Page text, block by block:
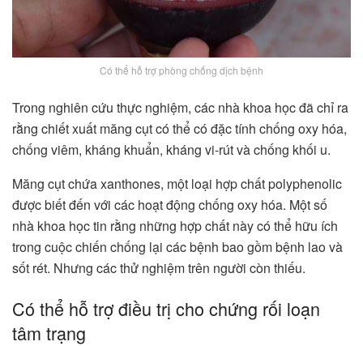
Có thể hỗ trợ phòng chống dịch bệnh
Trong nghiên cứu thực nghiệm, các nhà khoa học đã chỉ ra
rằng chiết xuất măng cụt có thể có đặc tính chống oxy hóa,
chống viêm, kháng khuẩn, kháng vi-rút và chống khối u.
Măng cụt chứa xanthones, một loại hợp chất polyphenolic
được biết đến với các hoạt động chống oxy hóa. Một số
nhà khoa học tin rằng những hợp chất này có thể hữu ích
trong cuộc chiến chống lại các bệnh bao gồm bệnh lao và
sốt rét. Nhưng các thử nghiệm trên người còn thiếu.
Có thể hỗ trợ điều trị cho chứng rối loạn
tâm trạng